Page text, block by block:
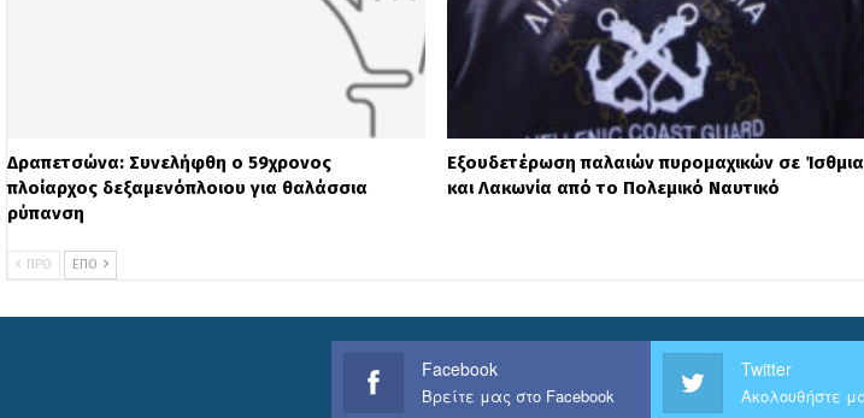
Δραπετσώνα: Συνελήφθη ο 59χρονος
πλοίαρχος δεξαμενόπλοιου για θαλάσσια
ρύπανση
Εξουδετέρωση παλαιών πυρομαχικών σε Ίσθμια
και Λακωνία από το Πολεμικό Ναυτικό
ΠΡΟ ΕΠΌ
Facebook
Βρείτε μας στο Facebook
Twitter